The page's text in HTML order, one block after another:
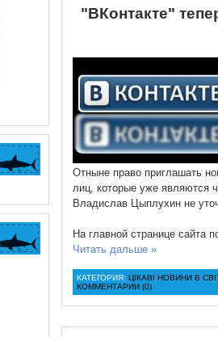
"ВКонтакте"
Отныне право приглашать
лиц, которые уже являются
Владислав Цыплухин не
На главной странице сайта
Читать дальше »
КАТЕГОРИЯ: ЦІКАВІ НОВИНИ В
КОММЕНТАРИИ (0)